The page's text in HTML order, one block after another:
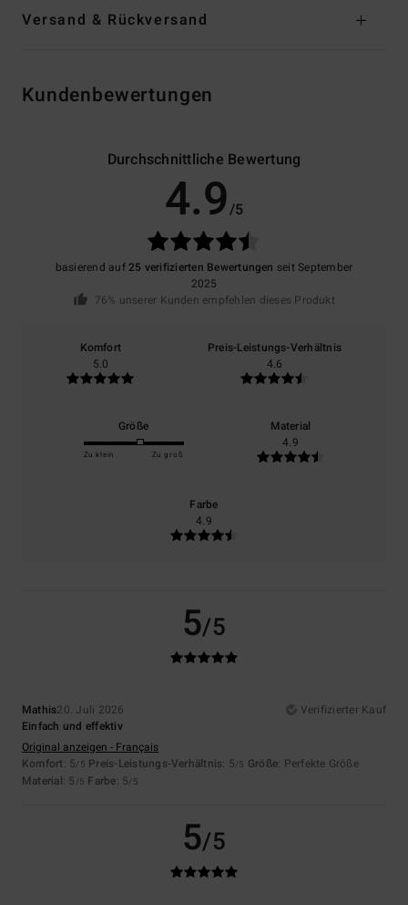
Versand & Rückversand
Kundenbewertungen
Durchschnittliche Bewertung
4.9/5
basierend auf25 verifizierten Bewertungen seit September
2025
76% unserer Kunden empfehlen dieses Produkt
Komfort
5.0
Preis-Leistungs-Verhältnis
4.6
Größe
Zu klein Zu groß
Material
4.9
Farbe
4.9
5/5
Mathis20. Juli 2026
Verifizierter Kauf
Einfach und effektiv
Original anzeigen - Français
Komfort: 5/5 Preis-Leistungs-Verhältnis: 5/5 Größe: Perfekte Größe
Material: 5 /5 Farbe: 5/5
5/5